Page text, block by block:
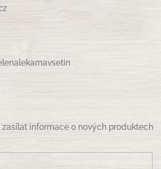
informace o nových produktech